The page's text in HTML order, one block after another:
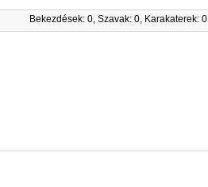
Bekezdések: 0, Szavak: 0, Karakaterek: 0